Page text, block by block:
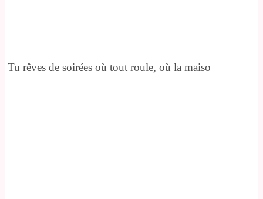
Tu rêves de soirées où tout roule, où la maiso